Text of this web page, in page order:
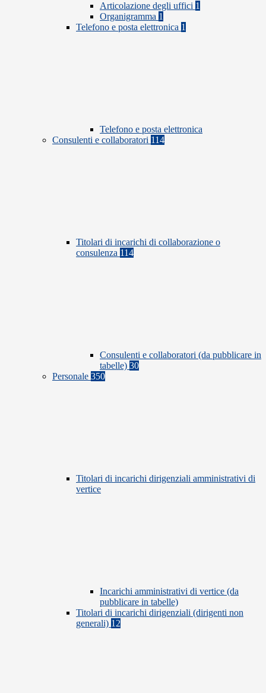
Articolazione degli uffici 1
Organigramma 1
Telefono e posta elettronica 1
Telefono e posta elettronica
Consulenti e collaboratori 114
Titolari di incarichi di collaborazione o
consulenza 114
Consulenti e collaboratori (da pubblicare in
tabelle) 30
Personale 350
Titolari di incarichi dirigenziali amministrativi di
vertice
Incarichi amministrativi di vertice (da
pubblicare in tabelle)
Titolari di incarichi dirigenziali (dirigenti non
generali) 12